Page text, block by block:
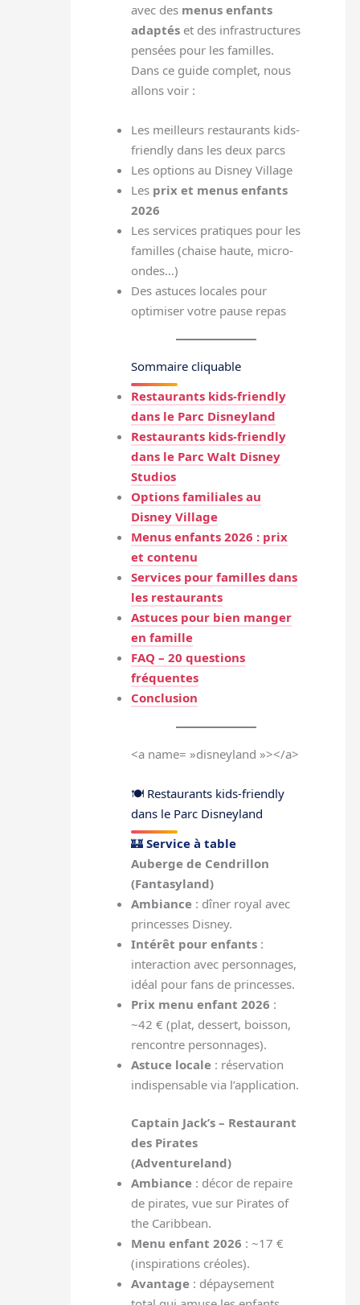
avec des menus enfants
adaptés et des infrastructures
pensées pour les familles.
Dans ce guide complet, nous
allons voir :
Les meilleurs restaurants kids-
friendly dans les deux parcs
Les options au Disney Village
Les prix et menus enfants
2026
Les services pratiques pour les
familles (chaise haute, micro-
ondes…)
Des astuces locales pour
optimiser votre pause repas
Sommaire cliquable
Restaurants kids-friendly
dans le Parc Disneyland
Restaurants kids-friendly
dans le Parc Walt Disney
Studios
Options familiales au
Disney Village
Menus enfants 2026 : prix
et contenu
Services pour familles dans
les restaurants
Astuces pour bien manger
en famille
FAQ – 20 questions
fréquentes
Conclusion
<a name= »disneyland »></a>
🍽 Restaurants kids-friendly
dans le Parc Disneyland
🏰Service à table
Auberge de Cendrillon
(Fantasyland)
Ambiance : dîner royal avec
princesses Disney.
Intérêt pour enfants :
interaction avec personnages,
idéal pour fans de princesses.
Prix menu enfant 2026 :
~42 € (plat, dessert, boisson,
rencontre personnages).
Astuce locale : réservation
indispensable via l’application.
Captain Jack’s – Restaurant
des Pirates
(Adventureland)
Ambiance : décor de repaire
de pirates, vue sur Pirates of
the Caribbean.
Menu enfant 2026 : ~17 €
(inspirations créoles).
Avantage : dépaysement